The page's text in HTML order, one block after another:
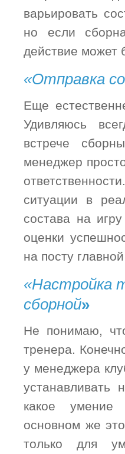
варьировать
но если
действие может
«Отправка
Еще
Удивляюсь
встрече
менеджер
ситуации в
состава на
оценки
на посту
«Настройка
сборной»
Не понимаю,
тренера.
у менеджера
устанавливать
какое умение
основном же
только для